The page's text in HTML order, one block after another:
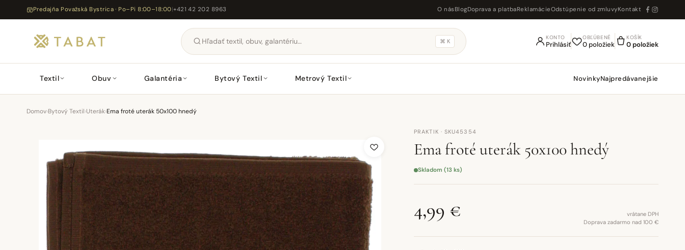
Predajňa Považská Bystrica · Po–Pi 8:00–18:00|+421 42 202 8963 O nás BlogDoprava a platbaReklamácieOdstúpenie od zmluvyKontakt
⌘ K
KONTO
Prihlásiť
OBĽÚBENÉ
0 položiek
KOŠÍK
0 položiek
Textil Obuv Galantéria Bytový Textil Metrový Textil NovinkyNajpredávanejšie
Domov›Bytový Textil›Uterák›Ema froté uterák 50x100 hnedý
PRAKTIK · SKU45354
Ema froté uterák 50x100 hnedý
Skladom (13 ks)
4,99 €
vrátane DPH
Doprava zadarmo nad 100 €